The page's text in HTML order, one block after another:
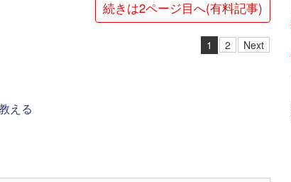
続きは2ページ目へ(有料記事)
1 2 Next
える